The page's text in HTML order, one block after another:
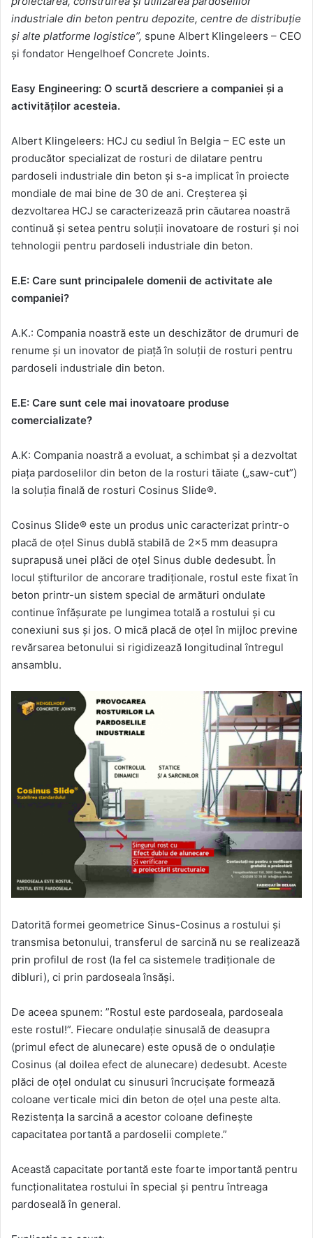
industriale din beton pentru depozite, centre de distribuție
și alte platforme logistice”, spune Albert Klingeleers – CEO
și fondator Hengelhoef Concrete Joints.
Easy Engineering: O scurtă descriere a companiei și a
activităților acesteia.
Albert Klingeleers: HCJ cu sediul în Belgia – EC este un
producător specializat de rosturi de dilatare pentru
pardoseli industriale din beton și s-a implicat în proiecte
mondiale de mai bine de 30 de ani. Creșterea și
dezvoltarea HCJ se caracterizează prin căutarea noastră
continuă și setea pentru soluții inovatoare de rosturi și noi
tehnologii pentru pardoseli industriale din beton.
E.E: Care sunt principalele domenii de activitate ale
companiei?
A.K.: Compania noastră este un deschizător de drumuri de
renume și un inovator de piață în soluții de rosturi pentru
pardoseli industriale din beton.
E.E: Care sunt cele mai inovatoare produse
comercializate?
A.K: Compania noastră a evoluat, a schimbat și a dezvoltat
piața pardoselilor din beton de la rosturi tăiate („saw-cut”)
la soluția finală de rosturi Cosinus Slide®.
Cosinus Slide® este un produs unic caracterizat printr-o
placă de oțel Sinus dublă stabilă de 2×5 mm deasupra
suprapusă unei plăci de oțel Sinus duble dedesubt. În
locul știfturilor de ancorare tradiționale, rostul este fixat în
beton printr-un sistem special de armături ondulate
continue înfășurate pe lungimea totală a rostului și cu
conexiuni sus și jos. O mică placă de oțel în mijloc previne
revărsarea betonului si rigidizează longitudinal întregul
ansamblu.
Datorită formei geometrice Sinus-Cosinus a rostului și
transmisa betonului, transferul de sarcină nu se realizează
prin profilul de rost (la fel ca sistemele tradiționale de
dibluri), ci prin pardoseala însăși.
De aceea spunem: ”Rostul este pardoseala, pardoseala
este rostul!”. Fiecare ondulație sinusală de deasupra
(primul efect de alunecare) este opusă de o ondulație
Cosinus (al doilea efect de alunecare) dedesubt. Aceste
plăci de oțel ondulat cu sinusuri încrucișate formează
coloane verticale mici din beton de oțel una peste alta.
Rezistența la sarcină a acestor coloane definește
capacitatea portantă a pardoselii complete.”
Această capacitate portantă este foarte importantă pentru
funcționalitatea rostului în special și pentru întreaga
pardoseală în general.